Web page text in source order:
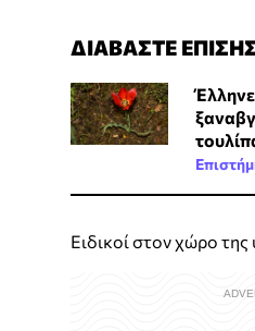
ΔΙΑΒΑΣΤΕ
Ειδικοί στον χώρο της